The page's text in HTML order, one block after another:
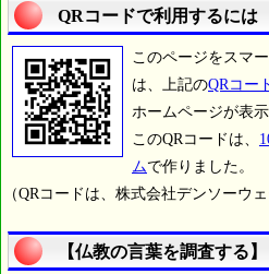
QRコードで利用するには
このページをスマ
は、上記のQRコー
ホームページが表示
このQRコードは、
ムで作りました。
（QRコードは、株式会社デンソーウ
【仏教の言葉を調査する